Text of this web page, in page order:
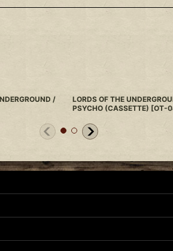
/
LORDS OF THE
PSYCHO (CASSETTE) [OT-